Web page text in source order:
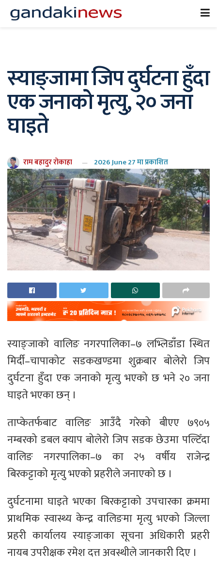
स्याङ्जामा जिप दुर्घटना हुँदा
एक जनाको मृत्यु, २० जना
घाइते
राम बहादुर रोकाहा 2026 June 27 मा प्रकाशित
स्याङ्जाको वालिङ नगरपालिका–७ लभ्लिडाँडा स्थित
मिर्दी–चापाकोट सडकखण्डमा शुक्रबार बोलेरो जिप
दुर्घटना हुँदा एक जनाको मृत्यु भएको छ भने २० जना
घाइते भएका छन् ।
ताप्केतर्फबाट वालिङ आउँदै गरेको बीएए ७९०५
नम्बरको डबल क्याप बोलेरो जिप सडक छेउमा पल्टिँदा
वालिङ नगरपालिका–७ का २५ वर्षीय राजेन्द्र
बिरकट्टाको मृत्यु भएको प्रहरीले जनाएको छ ।
दुर्घटनामा घाइते भएका बिरकट्टाको उपचारका क्रममा
प्राथमिक स्वास्थ्य केन्द्र वालिङमा मृत्यु भएको जिल्ला
प्रहरी कार्यालय स्याङ्जाका सूचना अधिकारी प्रहरी
नायब उपरीक्षक रमेश दत्त अवस्थीले जानकारी दिए ।